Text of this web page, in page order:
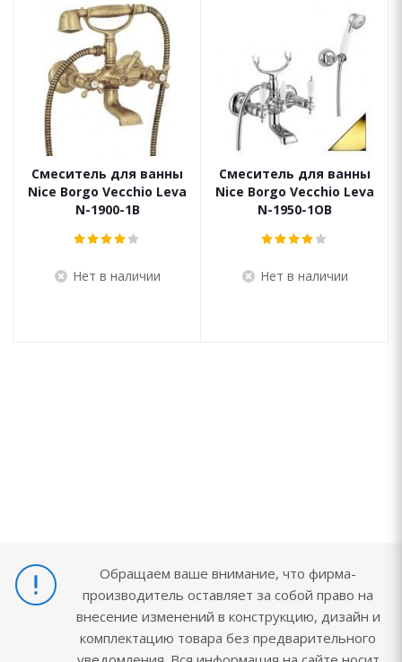
Смеситель для ванны
Nice Borgo Vecchio Leva
N-1900-1B
Нет в наличии
Смеситель для ванны
Nice Borgo Vecchio Leva
N-1950-1OB
Нет в наличии
Обращаем ваше внимание, что фирма-
производитель оставляет за собой право на
внесение изменений в конструкцию, дизайн и
комплектацию товара без предварительного